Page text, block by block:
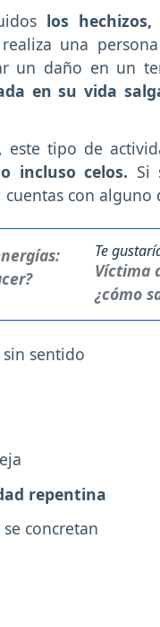
los hechizos,
una
un daño en un
en su vida
este tipo de
incluso celos. Si
con alguno
Te
Víctima
¿cómo
sin sentido
repentina
concretan